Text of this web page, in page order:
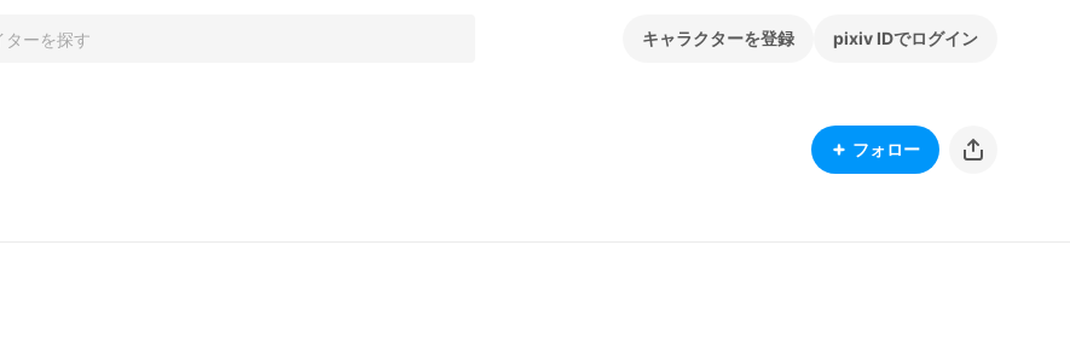
キャラクターを登録 pixiv IDでログイン
フォロー